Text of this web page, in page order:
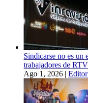
Sindicarse no es un
trabajadores de
Ago 1, 2026 |